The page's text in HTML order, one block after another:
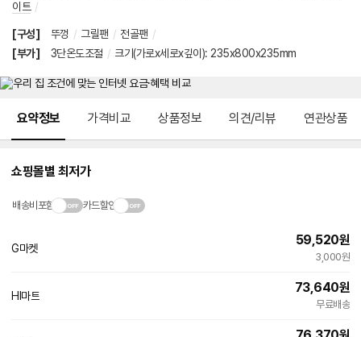
이트 /
[구성] 뚜껑 / 그릴팬 / 전골팬 /
[부가]
3단온도조절 / 크기(가로x세로x깊이): 235x800x235mm
요약정보 가격비교 상품정보 의견/리뷰 연관상품
쇼핑몰별 최저가
배송비포함 카드할인
G마켓
59,520원
3,000원
HI마트
73,640원
무료배송